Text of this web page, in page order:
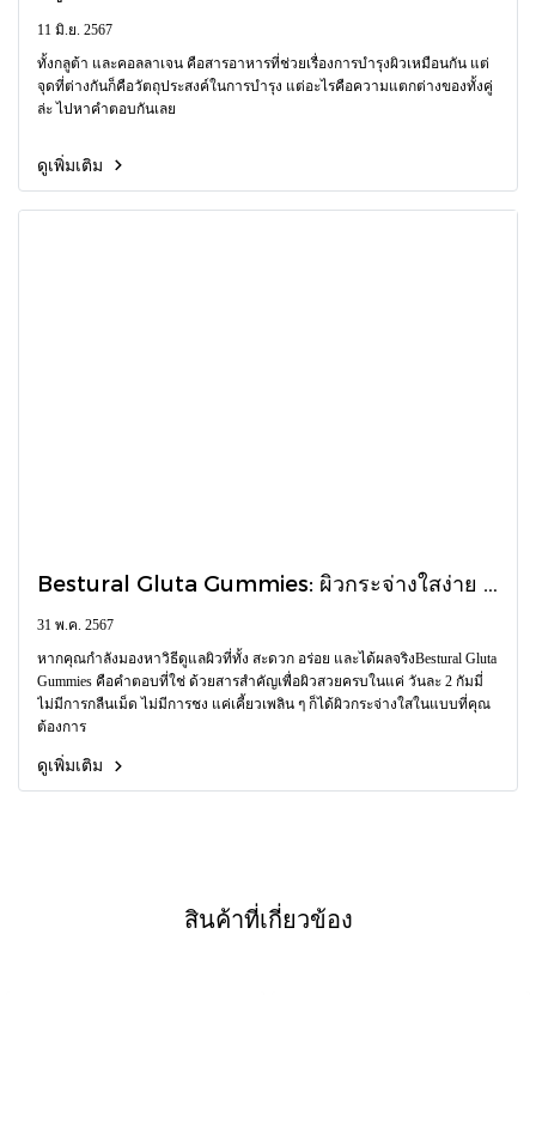
11 มิ.ย. 2567
ทั้งกลูต้า และคอลลาเจน คือสารอาหารที่ช่วยเรื่องการบำรุงผิวเหมือนกัน แต่
จุดที่ต่างกันก็คือวัตถุประสงค์ในการบำรุง แต่อะไรคือความแตกต่างของทั้งคู่
ล่ะ ไปหาคำตอบกันเลย
ดูเพิ่มเติม
Bestural Gluta Gummies: ผิวกระจ่างใสง่าย ๆ
แค่วันละ 2 กัมมี่
31 พ.ค. 2567
หากคุณกำลังมองหาวิธีดูแลผิวที่ทั้ง สะดวก อร่อย และได้ผลจริงBestural Gluta
Gummies คือคำตอบที่ใช่ ด้วยสารสำคัญเพื่อผิวสวยครบในแค่ วันละ 2 กัมมี่
ไม่มีการกลืนเม็ด ไม่มีการชง แค่เคี้ยวเพลิน ๆ ก็ได้ผิวกระจ่างใสในแบบที่คุณ
ต้องการ
ดูเพิ่มเติม
สินค้าที่เกี่ยวข้อง